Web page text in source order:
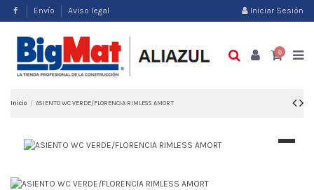
Envío Aviso legal Iniciar Sesión
0
Inicio ASIENTO WC VERDE/FLORENCIA RIMLESS AMORT